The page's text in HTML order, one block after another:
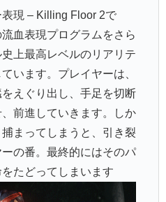
現 – Killing Floor 2で
血表現プログラムをさら
上最高レベルのリアリテ
います。プレイヤーは、
えぐり出し、手足を切断
前進していきます。しか
まってしまうと、引き裂
の番。最終的にはそのパ
たどってしまいます